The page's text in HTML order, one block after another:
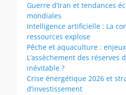
Guerre d’Iran et tendances
mondiales
Intelligence artificielle : La
ressources explose
Pêche et aquaculture :
L’assèchement des réserves
inévitable ?
Crise énergétique 2026 et
d’investissement